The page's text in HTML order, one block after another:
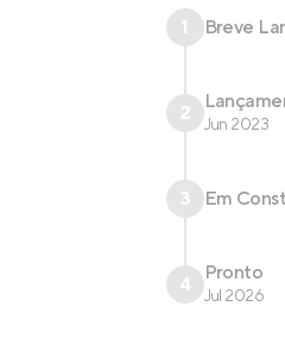
1 Breve
2 Jun 2023
3 Em
4 Pronto
Jul 2026